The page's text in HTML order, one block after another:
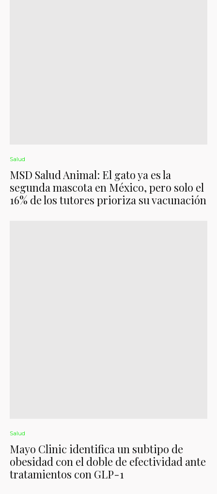
Salud
MSD Salud Animal: El gato ya es la
segunda mascota en México, pero solo el
16% de los tutores prioriza su vacunación
Salud
Mayo Clinic identifica un subtipo de
obesidad con el doble de efectividad ante
tratamientos con GLP-1